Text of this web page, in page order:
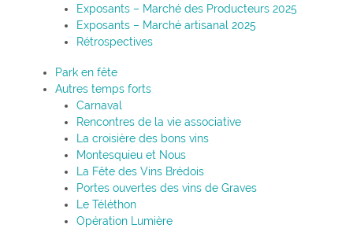
Exposants – Marché des Producteurs 2025
Exposants – Marché artisanal 2025
Rétrospectives
Park en fête
Autres temps forts
Carnaval
Rencontres de la vie associative
La croisière des bons vins
Montesquieu et Nous
La Fête des Vins Brédois
Portes ouvertes des vins de Graves
Le Téléthon
Opération Lumière